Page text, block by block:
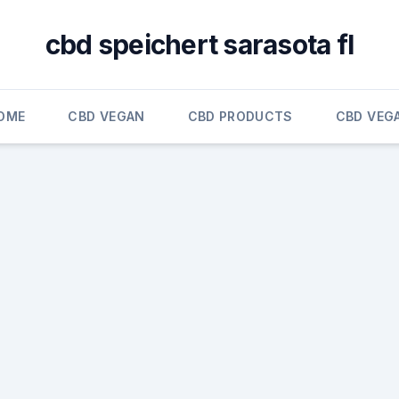
cbd speichert sarasota fl
CBD VEGAN CBD PRODUCTS CBD